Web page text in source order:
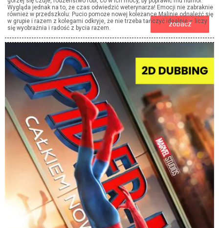
Wygląda jednak na to, że czas odwiedzić weterynarza! Emocji nie zabraknie
również w przedszkolu: Pucio pomoże nowej koleżance Malinie odnaleźć się
w grupie i razem z kolegami odkryje, że nie trzeba tańczyć idealnie – liczy
się wyobraźnia i radość z bycia razem.
zobacz